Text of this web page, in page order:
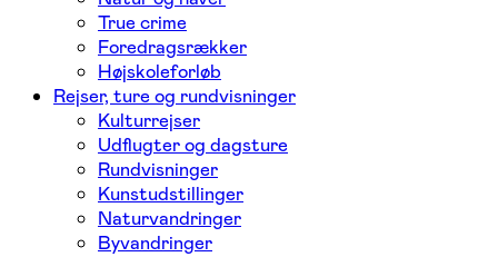
True crime
Foredragsrækker
Højskoleforløb
Rejser, ture og rundvisninger
Kulturrejser
Udflugter og dagsture
Rundvisninger
Kunstudstillinger
Naturvandringer
Byvandringer